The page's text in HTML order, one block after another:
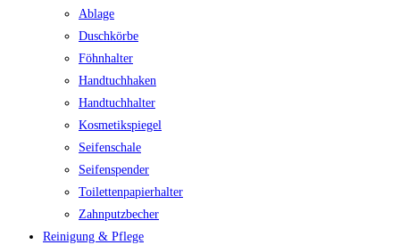
Ablage
Duschkörbe
Föhnhalter
Handtuchhaken
Handtuchhalter
Kosmetikspiegel
Seifenschale
Seifenspender
Toilettenpapierhalter
Zahnputzbecher
Reinigung & Pflege